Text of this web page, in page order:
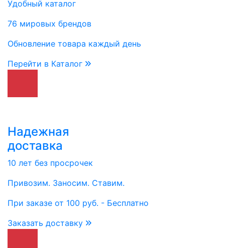
Удобный каталог
76 мировых брендов
Обновление товара каждый день
Перейти в Каталог
Надежная
доставка
10 лет без просрочек
Привозим. Заносим. Ставим.
При заказе от 100 руб. - Бесплатно
Заказать доставку